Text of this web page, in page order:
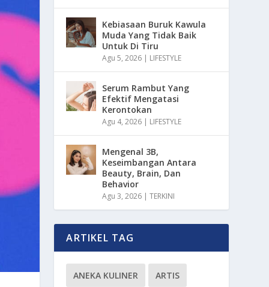
Kebiasaan Buruk Kawula
Muda Yang Tidak Baik
Untuk Di Tiru
Agu 5, 2026 | LIFESTYLE
Serum Rambut Yang
Efektif Mengatasi
Kerontokan
Agu 4, 2026 | LIFESTYLE
Mengenal 3B,
Keseimbangan Antara
Beauty, Brain, Dan
Behavior
Agu 3, 2026 |TERKINI
ARTIKEL TAG
ANEKA KULINER ARTIS